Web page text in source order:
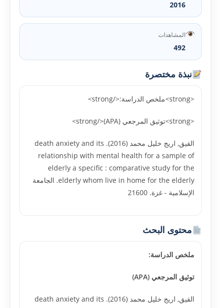
2016
المشاهدات
492
نبذة مختصرة
<strong>ملخص الدراسة:</strong>
<strong>توثيق المرجعي (APA)</strong>
القيق, اريج خليل محمد (2016). death anxiety and its
relationship with mental health for a sample of
elderly a specific : comparative study for the
elderly whom live in home for the elderly. الجامعة
الإسلامية - غزة. 21600
محتوى البحث
ملخص الدراسة:
توثيق المرجعي (APA)
القيق, اريج خليل محمد (2016). death anxiety and its